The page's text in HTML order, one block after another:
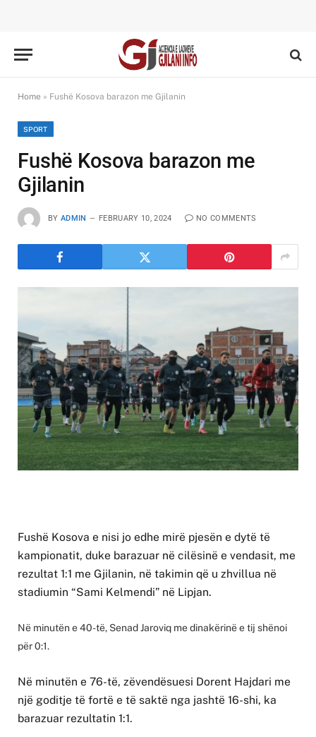
Home » Fushë Kosova barazon me Gjilanin
SPORT
Fushë Kosova barazon me
Gjilanin
BY ADMIN FEBRUARY 10, 2024 NO COMMENTS
Fushë Kosova e nisi jo edhe mirë pjesën e dytë të
kampionatit, duke barazuar në cilësinë e vendasit, me
rezultat 1:1 me Gjilanin, në takimin që u zhvillua në
stadiumin “Sami Kelmendi” në Lipjan.
Në minutën e 40-të, Senad Jaroviq me dinakërinë e tij shënoi
për 0:1.
Në minutën e 76-të, zëvendësuesi Dorent Hajdari me
një goditje të fortë e të saktë nga jashtë 16-shi, ka
barazuar rezultatin 1:1.